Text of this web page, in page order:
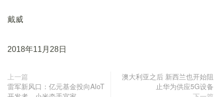
戴威
2018年11月28日
上一篇
雷军新风口：亿元基金投向AIoT
澳大利亚之后 新西兰也开始阻
止华为供应5G设备